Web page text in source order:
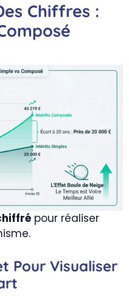
Chiffres :
pour réaliser
Pour Visualiser